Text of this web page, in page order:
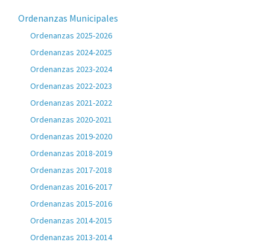
Ordenanzas Municipales
Ordenanzas 2025-2026
Ordenanzas 2024-2025
Ordenanzas 2023-2024
Ordenanzas 2022-2023
Ordenanzas 2021-2022
Ordenanzas 2020-2021
Ordenanzas 2019-2020
Ordenanzas 2018-2019
Ordenanzas 2017-2018
Ordenanzas 2016-2017
Ordenanzas 2015-2016
Ordenanzas 2014-2015
Ordenanzas 2013-2014